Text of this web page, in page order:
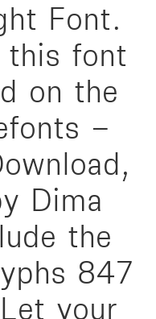
Font.
this font
on the
–
Dima
the
847
your